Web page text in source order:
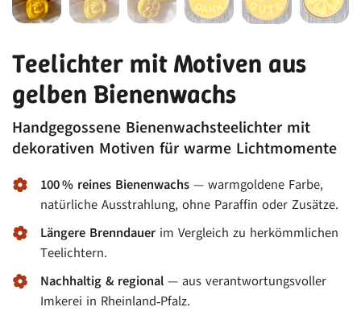
Teelichter mit Motiven aus
gelben Bienenwachs
Handgegossene Bienenwachsteelichter mit
dekorativen Motiven für warme Lichtmomente
100 % reines Bienenwachs — warmgoldene Farbe,
natürliche Ausstrahlung, ohne Paraffin oder Zusätze.
Längere Brenndauer im Vergleich zu herkömmlichen
Teelichtern.
Nachhaltig & regional — aus verantwortungsvoller
Imkerei in Rheinland‑Pfalz.